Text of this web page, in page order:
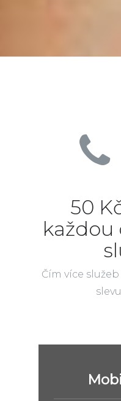
50
každou
Čím více